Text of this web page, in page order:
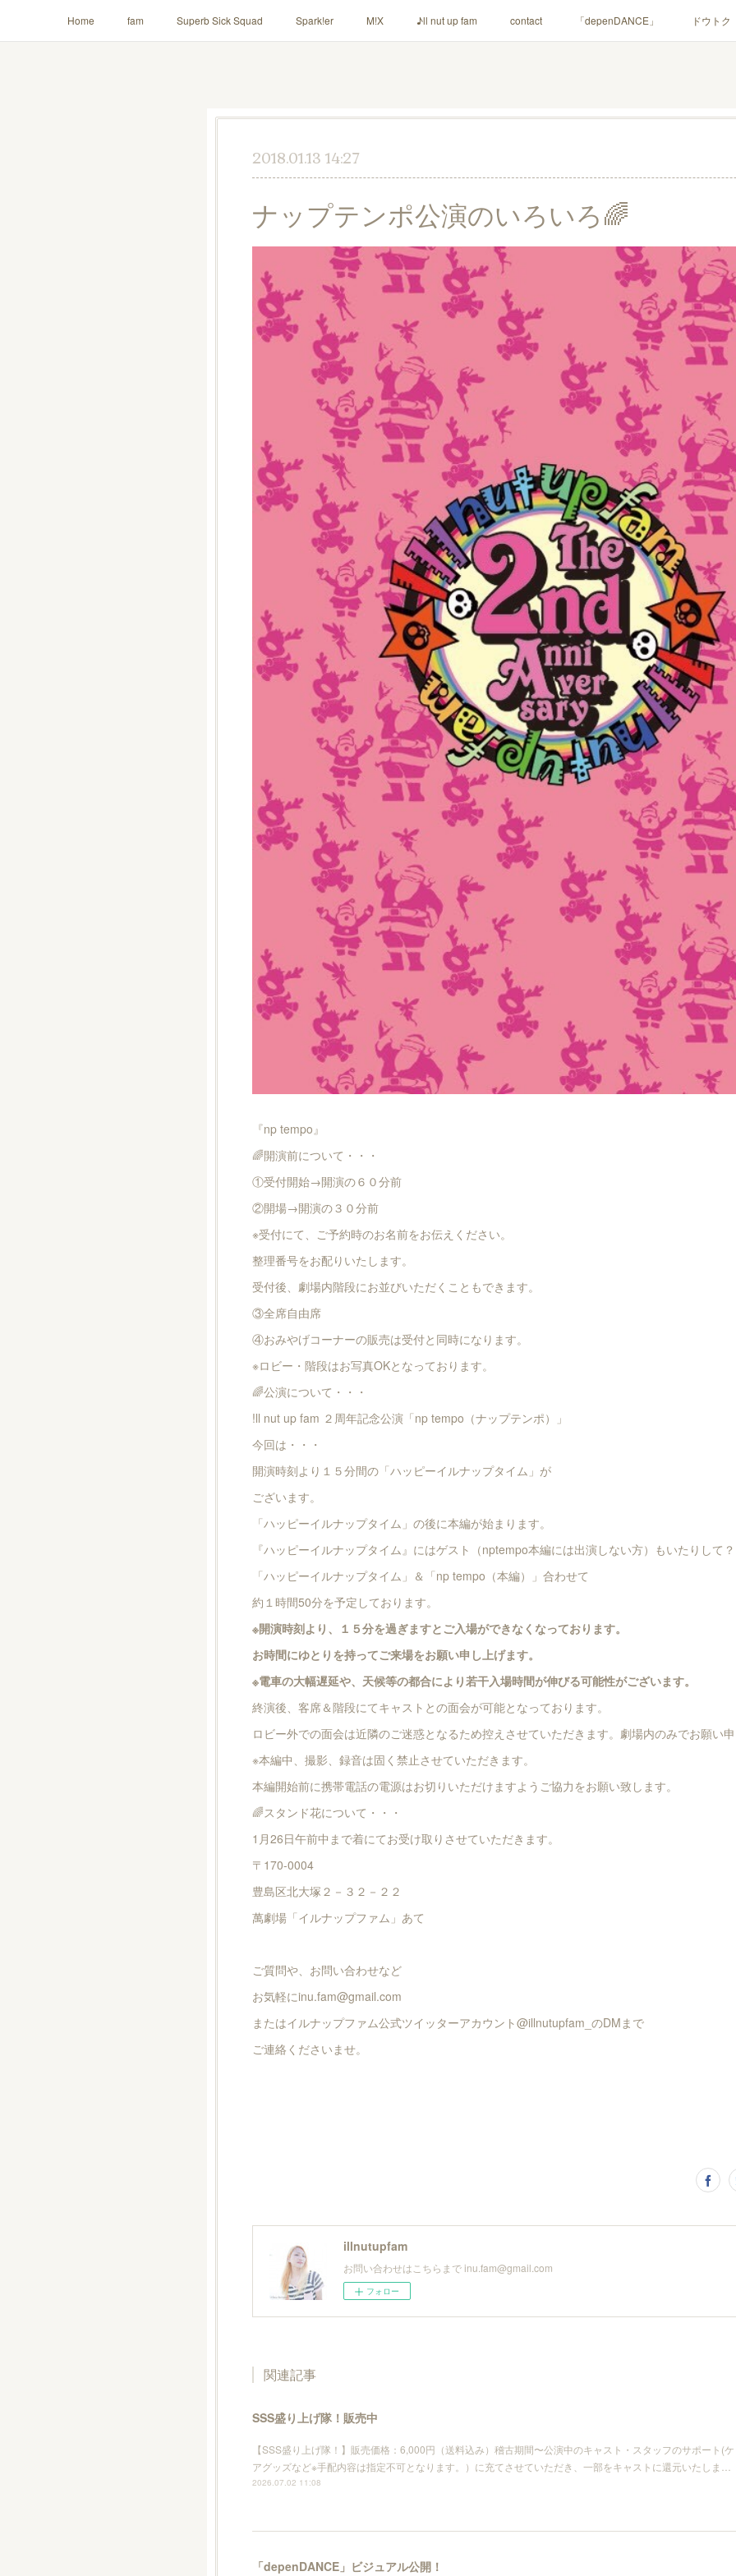
Home fam Superb Sick Squad Spark!er M!X ♪ll nut up fam contact 「depenDANCE」 ドウトク
2018.01.13 14:27
ナップテンポ公演のいろいろ🌈
『np tempo』
🌈開演前について・・・
①受付開始→開演の６０分前
②開場→開演の３０分前
※受付にて、ご予約時のお名前をお伝えください。
整理番号をお配りいたします。
受付後、劇場内階段にお並びいただくこともできます。
③全席自由席
④おみやげコーナーの販売は受付と同時になります。
※ロビー・階段はお写真OKとなっております。
🌈公演について・・・
!ll nut up fam ２周年記念公演「np tempo（ナップテンポ）」
今回は・・・
開演時刻より１５分間の「ハッピーイルナップタイム」が
ございます。
「ハッピーイルナップタイム」の後に本編が始まります。
『ハッピーイルナップタイム』にはゲスト（nptempo本編には出演しない方）もいたりして？
「ハッピーイルナップタイム」＆「np tempo（本編）」合わせて
約１時間50分を予定しております。
※開演時刻より、１５分を過ぎますとご入場ができなくなっております。
お時間にゆとりを持ってご来場をお願い申し上げます。
※電車の大幅遅延や、天候等の都合により若干入場時間が伸びる可能性がございます。
終演後、客席＆階段にてキャストとの面会が可能となっております。
ロビー外での面会は近隣のご迷惑となるため控えさせていただきます。劇場内のみでお願い申
※本編中、撮影、録音は固く禁止させていただきます。
本編開始前に携帯電話の電源はお切りいただけますようご協力をお願い致します。
🌈スタンド花について・・・
1月26日午前中まで着にてお受け取りさせていただきます。
〒170-0004
豊島区北大塚２－３２－２２
萬劇場「イルナップファム」あて
ご質問や、お問い合わせなど
お気軽にinu.fam@gmail.com
またはイルナップファム公式ツイッターアカウント@illnutupfam_のDMまで
ご連絡くださいませ。
illnutupfam
お問い合わせはこちらまで inu.fam@gmail.com
フォロー
関連記事
SSS盛り上げ隊！販売中
【SSS盛り上げ隊！】販売価格：6,000円（送料込み）稽古期間〜公演中のキャスト・スタッフのサポート(ケ
アグッズなど※手配内容は指定不可となります。）に充てさせていただき、一部をキャストに還元いたしま…
2026.07.02 11:08
「depenDANCE」ビジュアル公開！